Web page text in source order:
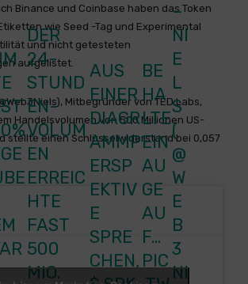
Binance und Coinbase haben das Token
wie Seed -Tag und Experimental
und nicht getesteten
aufgelistet.
Mitbegründer von TED Labs,
Handelsvolumen von 500 Millionen US-
stellte einen Schlüsselwiderstand bei 0,057
DER
24-
STUND
EN-
VOLUM
EN
ERREIC
HTE
FAST
500
MIO.
AUS
EINER
DIAGR
AMMP
ERSP
EKTIV
E
SPRE
CHEN,
BE
HA
LTE
EIN
AU
GE
AU
F…
PIC
–
NI
E
L
S
(
@
W
E
B
3
NI